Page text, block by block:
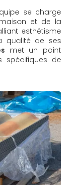
se charge
et de la
esthétisme
qualité de ses
met un point
spécifiques de